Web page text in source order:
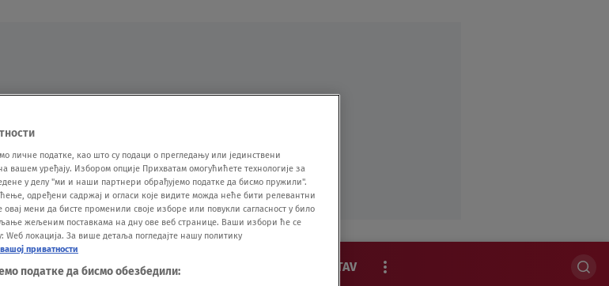
SPORT VIDEO NOVA BAZA STAV
личне податке, као што су подаци о прегледању или јединствени
вашем уређају. Избором опције Прихватам омогућићете технологије за
у делу "ми и наши партнери обрађујемо податке да бисмо пружили".
одређени садржај и огласи које видите можда неће бити релевантни
мени да бисте променили своје изборе или повукли сагласност у било
жељеним поставкама на дну ове веб странице. Ваши избори ће се
Wеб локација. За више детаља погледајте нашу политику
приватности
податке да бисмо обезбедили: